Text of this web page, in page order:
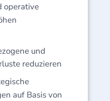
operative
und
reduzieren
auf Basis von